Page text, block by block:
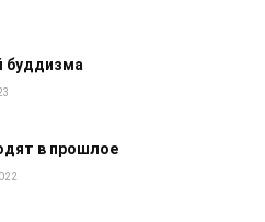
буддизма
в прошлое